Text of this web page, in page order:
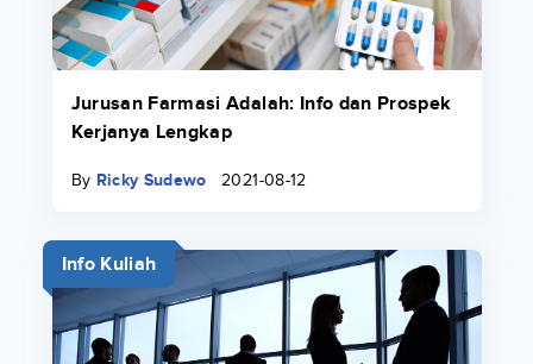
Jurusan Farmasi Adalah: Info dan Prospek
Kerjanya Lengkap
By Ricky Sudewo 2021-08-12
Info Kuliah